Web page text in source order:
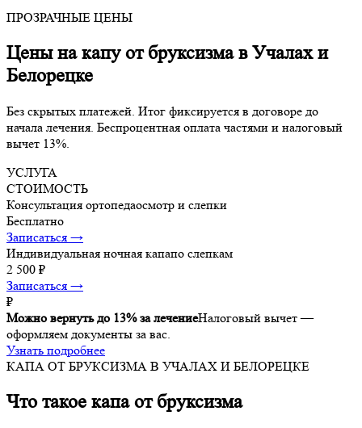
ПРОЗРАЧНЫЕ ЦЕНЫ
Цены на капу от бруксизма в Учалах и
Белорецке
Без скрытых платежей. Итог фиксируется в договоре до
начала лечения. Беспроцентная оплата частями и налоговый
вычет 13%.
УСЛУГА
СТОИМОСТЬ
Консультация ортопедаосмотр и слепки
Бесплатно
Записаться →
Индивидуальная ночная капапо слепкам
2 500 ₽
Записаться →
₽
Можно вернуть до 13% за лечениеНалоговый вычет —
оформляем документы за вас.
Узнать подробнее
КАПА ОТ БРУКСИЗМА В УЧАЛАХ И БЕЛОРЕЦКЕ
Что такое капа от бруксизма